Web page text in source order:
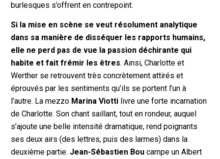
burlesques s’offrent en contrepoint.
Si la mise en scène se veut résolument analytique
dans sa manière de disséquer les rapports humains,
elle ne perd pas de vue la passion déchirante qui
habite et fait frémir les êtres. Ainsi, Charlotte et
Werther se retrouvent très concrètement attirés et
éprouvés par les sentiments qu’ils se portent l’un à
l’autre. La mezzo Marina Viotti livre une forte incarnation
de Charlotte. Son chant saillant, tout en rondeur, auquel
s’ajoute une belle intensité dramatique, rend poignants
ses deux airs (des lettres, puis des larmes) dans la
deuxième partie. Jean-Sébastien Bou campe un Albert